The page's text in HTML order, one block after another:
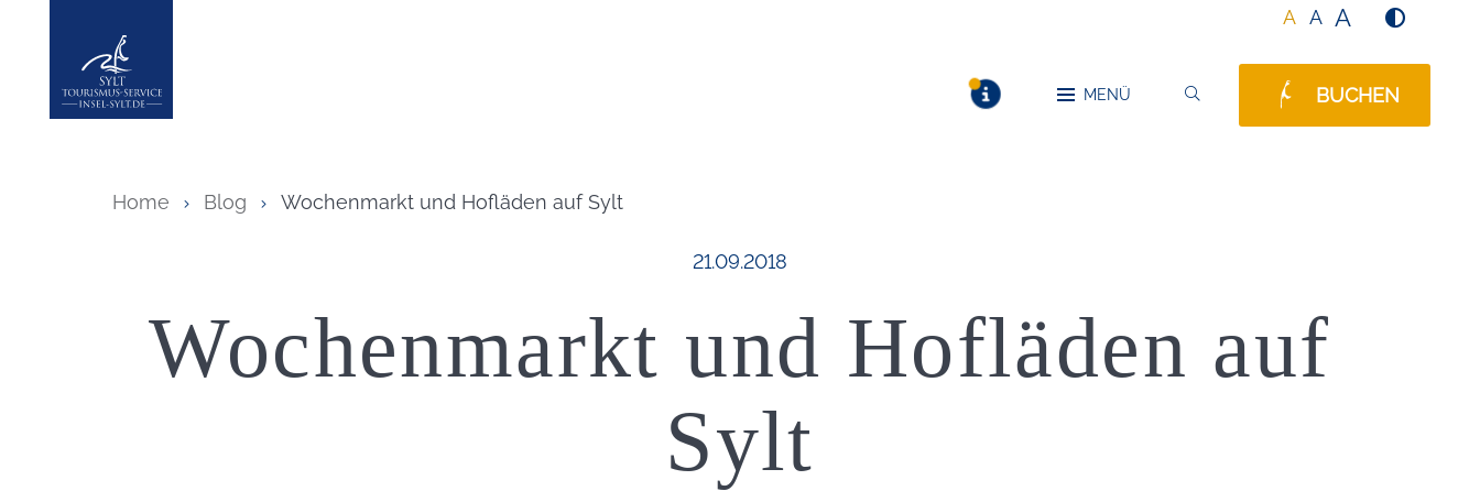
A A A
Insel Sylt MENÜ BUCHEN
Home Blog Wochenmarkt und Hofläden auf Sylt
Veröffentlicht am:
21.09.2018
Wochenmarkt und Hofläden auf
Sylt